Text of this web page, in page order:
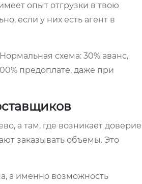
опыт отгрузки в твою
если у них есть агент в
схема: 30% аванс,
предоплате, даже при
а там, где возникает доверие
заказывать объемы. Это
а именно возможность